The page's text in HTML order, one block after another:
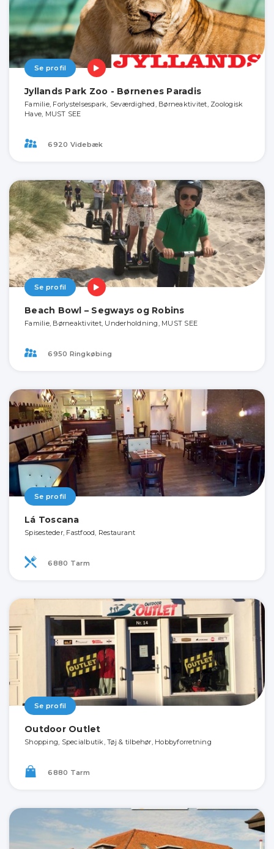
Se profil
Jyllands Park Zoo - Børnenes Paradis
Familie, Forlystelsespark, Seværdighed, Børneaktivitet, Zoologisk
Have, MUST SEE
6920 Videbæk
Se profil
Beach Bowl – Segways og Robins
Familie, Børneaktivitet, Underholdning, MUST SEE
6950 Ringkøbing
Se profil
Lá Toscana
Spisesteder, Fastfood, Restaurant
6880 Tarm
Se profil
Outdoor Outlet
Shopping, Specialbutik, Tøj & tilbehør, Hobbyforretning
6880 Tarm